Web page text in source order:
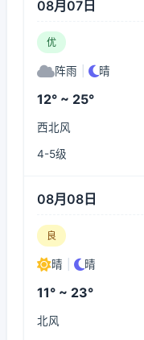
08月07日
优
阵雨 晴
12° ~ 25°
西北风
4-5级
08月08日
良
晴 晴
11° ~ 23°
北风